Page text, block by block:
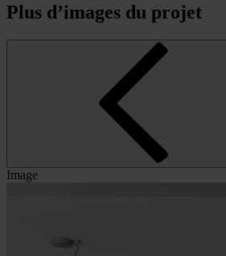
Plus d’images du projet
Image